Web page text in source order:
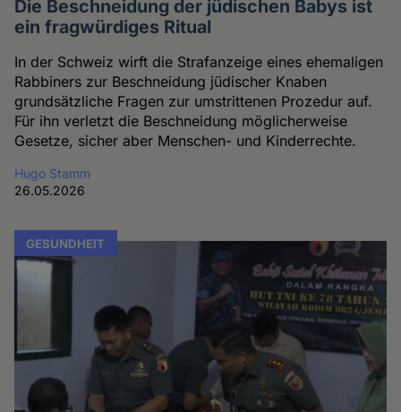
Die Beschneidung der jüdischen Babys ist
ein fragwürdiges Ritual
In der Schweiz wirft die Strafanzeige eines ehemaligen
Rabbiners zur Beschneidung jüdischer Knaben
grundsätzliche Fragen zur umstrittenen Prozedur auf.
Für ihn verletzt die Beschneidung möglicherweise
Gesetze, sicher aber Menschen- und Kinderrechte.
Hugo Stamm
26.05.2026
GESUNDHEIT